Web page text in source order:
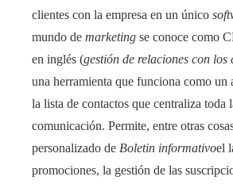
clientes con la empresa en un único
mundo de marketing se conoce como
en inglés (gestión de relaciones con los
una herramienta que funciona como un
la lista de contactos que centraliza toda
comunicación. Permite, entre otras
personalizado de Boletin informativoel
promociones, la gestión de las